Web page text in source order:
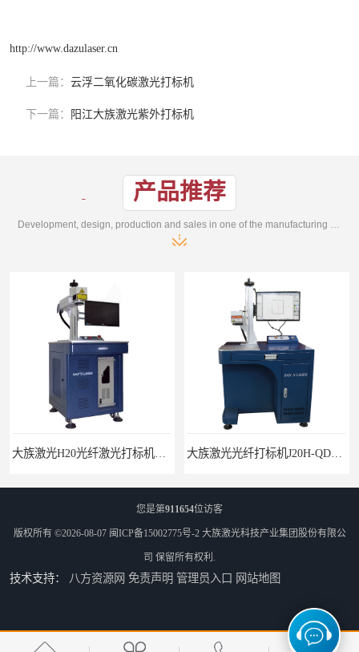
http://www.dazulaser.cn
上一篇： 云浮二氧化碳激光打标机
下一篇： 阳江大族激光紫外打标机
产品推荐
Development, design, production and sales in one of the manufacturing enterprises
您是第911654位访客
版权所有 ©2026-08-07 闽ICP备15002775号-2 大族激光科技产业集团股份有限公
司 保留所有权利.
技术支持： 八方资源网 免责声明 管理员入口 网站地图